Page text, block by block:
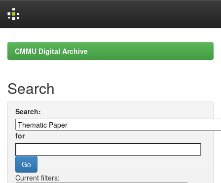
navigationCMMU Digital Archive
Search
Search:
for
Current filters: